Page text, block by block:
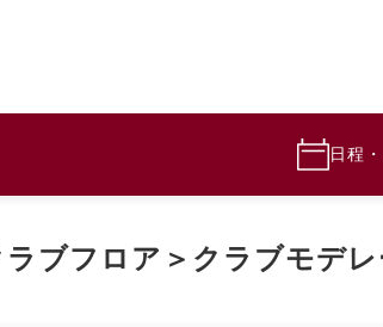
日程
ラブフロア＞クラブモデ